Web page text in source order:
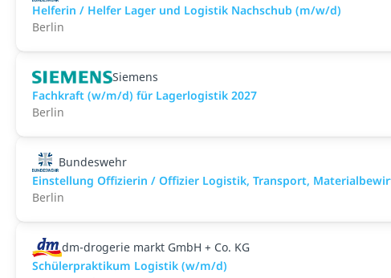
Helferin / Helfer Lager und Logistik Nachschub (m/w/d)
Berlin
Siemens
Fachkraft (w/m/d) für Lagerlogistik 2027
Berlin
Bundeswehr
Einstellung Offizierin / Offizier Logistik, Transport,
Berlin
dm-drogerie markt GmbH + Co. KG
Schülerpraktikum Logistik (w/m/d)